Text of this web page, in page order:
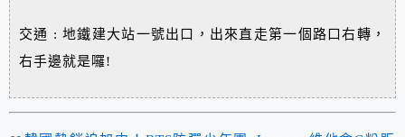
交通 : 地鐵建大站一號出口，出來直走第一個路口右轉，
右手邊就是囉!